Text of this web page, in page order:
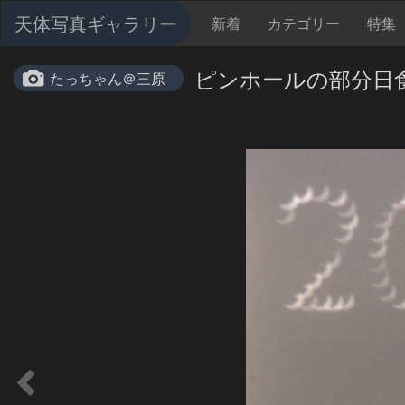
天体写真ギャラリー 新着 カテゴリー 特集
たっちゃん＠三原 ピンホールの部分日